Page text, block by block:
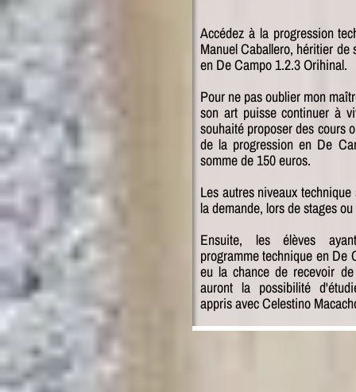
Accédez à la progression
Manuel Caballero, héritier de
en De Campo 1.2.3 Orihinal.
Pour ne pas oublier mon
son art puisse continuer à
souhaité proposer des cours
de la progression en De
somme de 150 euros.
Les autres niveaux
la demande, lors de stages
Ensuite, les élèves
programme technique en De
eu la chance de recevoir
auront la possibilité
appris avec Celestino